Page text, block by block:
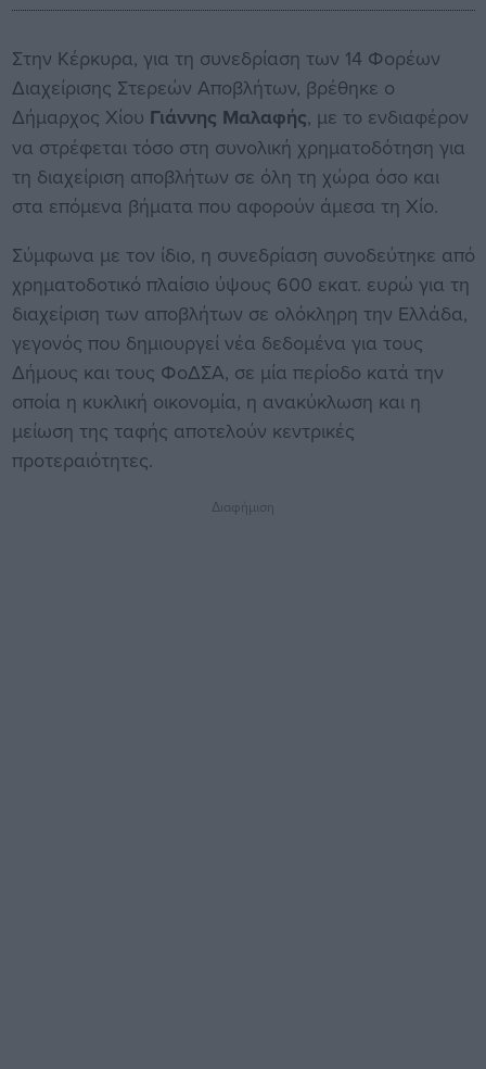
Στην Κέρκυρα, για τη συνεδρίαση των 14 Φορέων
Διαχείρισης Στερεών Αποβλήτων, βρέθηκε ο
Δήμαρχος Χίου Γιάννης Μαλαφής, με το ενδιαφέρον
να στρέφεται τόσο στη συνολική χρηματοδότηση για
τη διαχείριση αποβλήτων σε όλη τη χώρα όσο και
στα επόμενα βήματα που αφορούν άμεσα τη Χίο.
Σύμφωνα με τον ίδιο, η συνεδρίαση συνοδεύτηκε από
χρηματοδοτικό πλαίσιο ύψους 600 εκατ. ευρώ για τη
διαχείριση των αποβλήτων σε ολόκληρη την Ελλάδα,
γεγονός που δημιουργεί νέα δεδομένα για τους
Δήμους και τους ΦοΔΣΑ, σε μία περίοδο κατά την
οποία η κυκλική οικονομία, η ανακύκλωση και η
μείωση της ταφής αποτελούν κεντρικές
προτεραιότητες.
Διαφήμιση